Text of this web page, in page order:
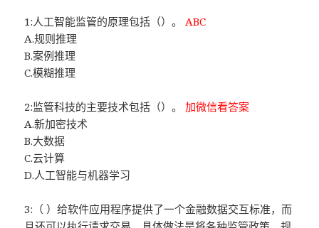
1:人工智能监管的原理包括（）。ABC
A.规则推理
B.案例推理
C.模糊推理
2:监管科技的主要技术包括（）。加微信看答案
A.新加密技术
B.大数据
C.云计算
D.人工智能与机器学习
3:（ ）给软件应用程序提供了一个金融数据交互标准，而